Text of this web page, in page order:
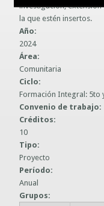
Guías prácticas o
Guías UCO
Información sobre
investigación, extensión
la que estén insertos.
Año:
2024
Área:
Comunitaria
Ciclo:
Formación Integral: 5to
Convenio de trabajo:
Créditos:
10
Tipo:
Proyecto
Período:
Anual
Grupos: